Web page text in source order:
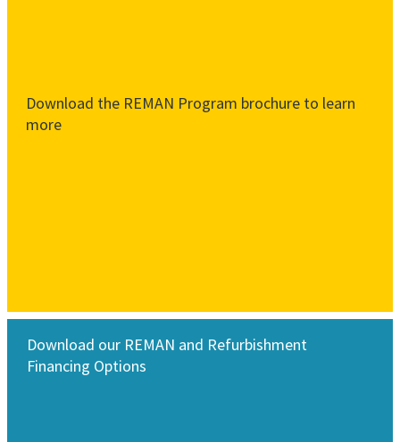
Download the REMAN Program brochure to learn
more
Download our REMAN and Refurbishment
Financing Options